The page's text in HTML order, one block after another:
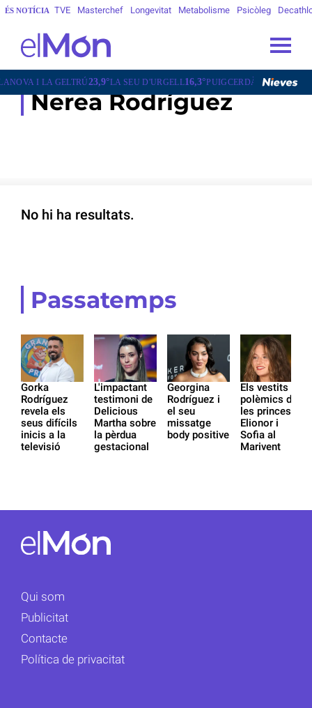
ÉS NOTÍCIA TVE Masterchef Longevitat Metabolisme Psicòleg
I LA GELTRÚ23,9°LA SEU D'URGELL16,3°PUIGCERDÀ12,6°FIGUERES
Nerea Rodríguez
No hi ha resultats.
Passatemps
Gorka
Rodríguez
revela els
seus difícils
inicis a la
televisió
L'impactant
testimoni de
Delicious
Martha sobre
la pèrdua
gestacional
Georgina
Rodríguez i
el seu
missatge
body positive
Els vestits
polèmics de
les princeses
Elionor i
Sofia al
Marivent
Qui som
Publicitat
Contacte
Política de privacitat